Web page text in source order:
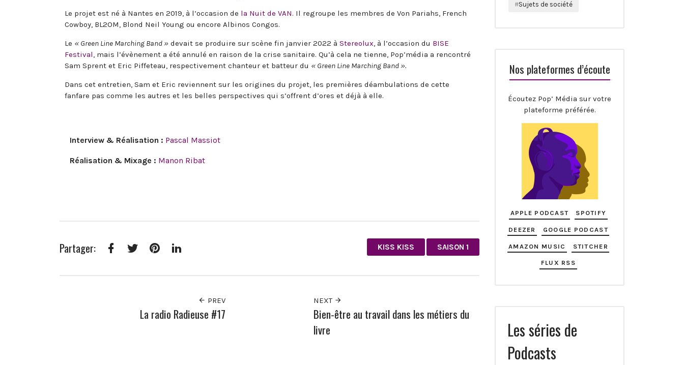
Le projet est né à Nantes en 2019, à l’occasion de la Nuit de VAN. Il regroupe les membres de Von Pariahs, French
Cowboy, BL2OM, Blond Neil Young ou encore Albinos Congos.
Le « Green Line Marching Band » devait se produire sur scène fin janvier 2022 à Stereolux, à l’occasion du BISE
Festival, mais l’évènement a été annulé en raison de la crise sanitaire. Qu’à cela ne tienne, Pop’média a rencontré
Sam Sprent et Eric Piffeteau, respectivement chanteur et batteur du « Green Line Marching Band ».
Dans cet entretien, Sam et Eric reviennent sur les origines du projet, les premières déambulations de cette
fanfare pas comme les autres et les belles perspectives qui s’offrent d’ores et déjà à elle.
Interview & Réalisation : Pascal Massiot
Réalisation & Mixage : Manon Ribat
Partager: KISS KISS SAISON 1
PREV
La radio Radieuse #17
NEXT
Bien-être au travail dans les métiers du
livre
Sujets de société
Nos plateformes d’écoute
Écoutez Pop’ Média sur votre
plateforme préférée.
APPLE PODCAST SPOTIFY
DEEZER GOOGLE PODCAST
AMAZON MUSIC STITCHER
FLUX RSS
Les séries de
Podcasts